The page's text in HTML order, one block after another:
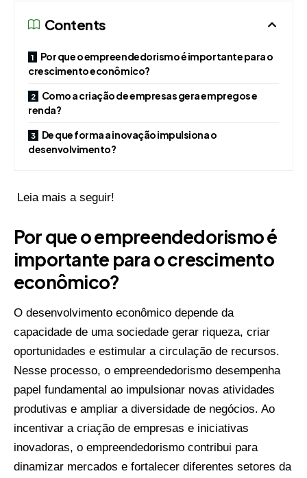
Contents
Por que o empreendedorismo é importante para o
crescimento econômico?
Como a criação de empresas gera empregos e
renda?
De que forma a inovação impulsiona o
desenvolvimento?
Leia mais a seguir!
Por que o empreendedorismo é
importante para o crescimento
econômico?
O desenvolvimento econômico depende da
capacidade de uma sociedade gerar riqueza, criar
oportunidades e estimular a circulação de recursos.
Nesse processo, o empreendedorismo desempenha
papel fundamental ao impulsionar novas atividades
produtivas e ampliar a diversidade de negócios. Ao
incentivar a criação de empresas e iniciativas
inovadoras, o empreendedorismo contribui para
dinamizar mercados e fortalecer diferentes setores da